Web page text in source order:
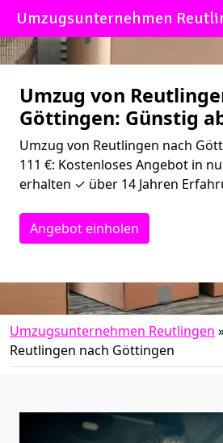
Umzugsunternehmen
Umzug von
Göttingen: Günstig
Umzug von Reutlingen nach
111 €: Kostenloses Angebot in
erhalten ✓ über 14 Jahren
Angebot einholen
Umzugsunternehmen Reutlingen
Reutlingen nach Göttingen